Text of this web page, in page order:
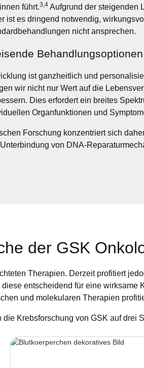
führt.3,4Aufgrund der steigenden
ist es dringend notwendig,
nicht ansprechen.
Behandlungsoptionen
ist ganzheitlich und
wir nicht nur Wert auf die
Dies erfordert ein breites
Organfunktionen und
Forschung konzentriert sich
von DNA-
der GSK
Therapien. Derzeit profitiert
entscheidend für eine wirksame
und molekularen Therapien
Krebsforschung von GSK auf drei